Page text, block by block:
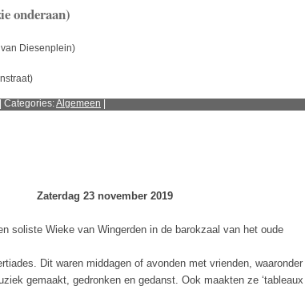
onderaan)
Diesenplein)
| Categories:Algemeen
Zaterdag 23 november 2019
soliste Wieke van Wingerden in de barokzaal van het oude
Dit waren middagen of avonden met vrienden, waaronder
gemaakt, gedronken en gedanst. Ook maakten ze ‘tableaux